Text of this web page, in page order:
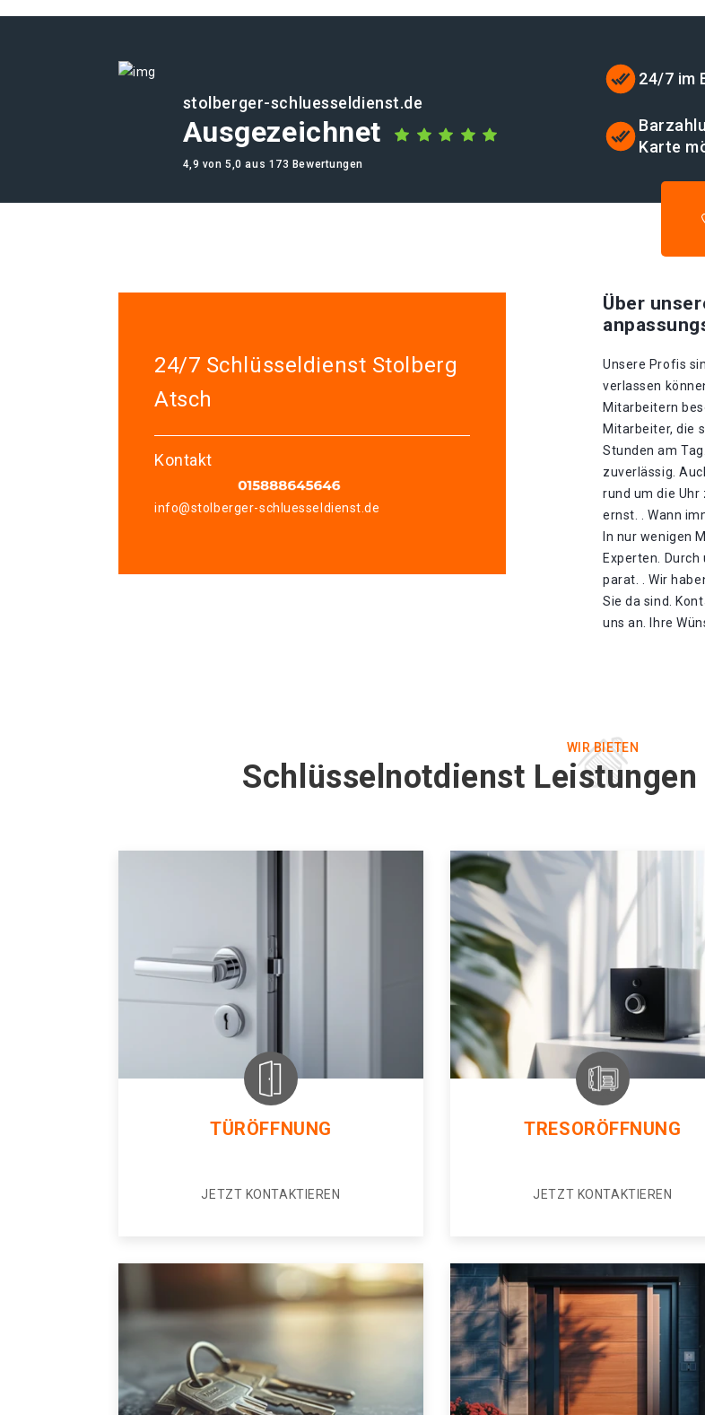
stolberger-schluesseldienst.de
Ausgezeichnet
4,9 von 5,0 aus 173 Bewertungen
24/7 im
Karte
24/7 Schlüsseldienst Stolberg
Atsch
Kontakt
info@stolberger-schluesseldienst.de
Über
Unsere Profis
verlassen
Mitarbeitern
Mitarbeiter, die
Stunden am
zuverlässig.
rund um die
ernst. . Wann
In nur wenigen
Experten.
parat. . Wir
Sie da sind.
uns an. Ihre
WIR BIETEN
Schlüsselnotdienst
TÜRÖFFNUNG
JETZT KONTAKTIEREN
TRESORÖFFNUNG
JETZT KONTAKTIEREN